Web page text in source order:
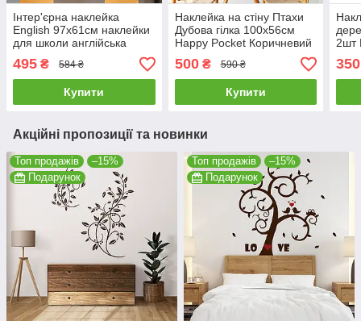
Інтер'єрна наклейка
English 97х61см наклейки
для школи англійська
матовий HP-087S-070M
495 ₴ 584 ₴
Купити
Наклейка на стіну Птахи
Дубова гілка 100х56см
Happy Pocket Коричневий
Зелене листя матовий HP-
63S-800/62M
500₴ 590 ₴
Купити
2шт
350
Акційні пропозиції та новинки
Топ продажів
–15%
Подарунок
Топ продажів
–15%
Подарунок